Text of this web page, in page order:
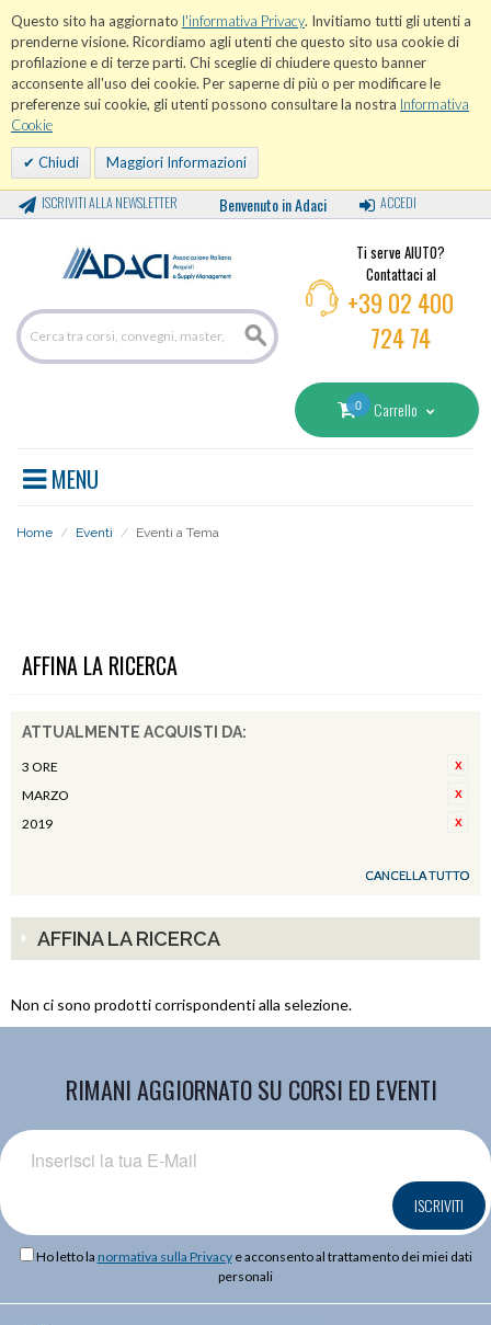
Questo sito ha aggiornato l'informativa Privacy. Invitiamo tutti gli utenti a
prenderne visione. Ricordiamo agli utenti che questo sito usa cookie di
profilazione e di terze parti. Chi sceglie di chiudere questo banner
acconsente all'uso dei cookie. Per saperne di più o per modificare le
preferenze sui cookie, gli utenti possono consultare la nostra Informativa
Cookie
Chiudi Maggiori Informazioni
ISCRIVITI ALLA NEWSLETTER Benvenuto in Adaci ACCEDI
Ti serve AIUTO?
Contattaci al
+39 02 400
724 74
0 Carrello
MENU
Home / Eventi / Eventi a Tema
AFFINA LA RICERCA
ATTUALMENTE ACQUISTI DA:
3 ORE
MARZO
2019
CANCELLA TUTTO
AFFINA LA RICERCA
Non ci sono prodotti corrispondenti alla selezione.
RIMANI AGGIORNATO SU CORSI ED EVENTI
ISCRIVITI
Ho letto la normativa sulla Privacye acconsento al trattamento dei miei dati
personali